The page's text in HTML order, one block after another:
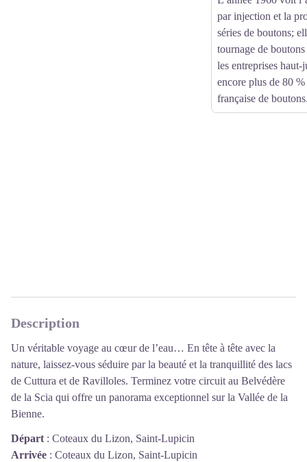
par injection et la
séries de boutons;
tournage de
les entreprises haut-
encore plus de 80
française de
Description
Un véritable voyage au cœur de l’eau… En tête à tête avec la
nature, laissez-vous séduire par la beauté et la tranquillité des lacs
de Cuttura et de Ravilloles. Terminez votre circuit au Belvédère
de la Scia qui offre un panorama exceptionnel sur la Vallée de la
Bienne.
Départ : Coteaux du Lizon, Saint-Lupicin
Arrivée : Coteaux du Lizon, Saint-Lupicin